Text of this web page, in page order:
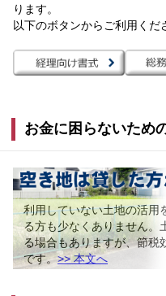
ります。
以下のボタンからご利用くだ
お金に困らないため
利用していない土地の活用
る方も少なくありません。
る場合もありますが、節税
です。>> 本文へ